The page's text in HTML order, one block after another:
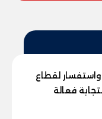
واستفسار لقطاع
فعالة